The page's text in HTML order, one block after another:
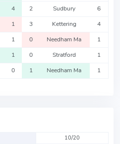
4 2 Sudbury 6
1 3 Kettering 4
1 0 Needham Ma 1
1 0 Stratford 1
0 1 Needham Ma 1
10/20